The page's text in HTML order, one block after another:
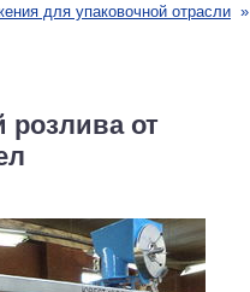
для упаковочной отрасли
розлива от